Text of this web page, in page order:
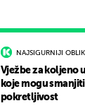
NAJSIGURNIJI
Vježbe za koljeno
koje mogu
pokretljivost